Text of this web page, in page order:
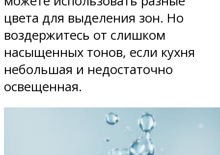
цвета для выделения зон. Но
воздержитесь от слишком
насыщенных тонов, если кухня
небольшая и недостаточно
освещенная.